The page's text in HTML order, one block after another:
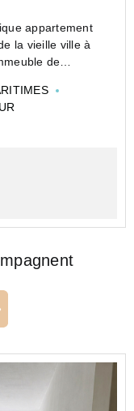
appartement
la vieille ville à
de